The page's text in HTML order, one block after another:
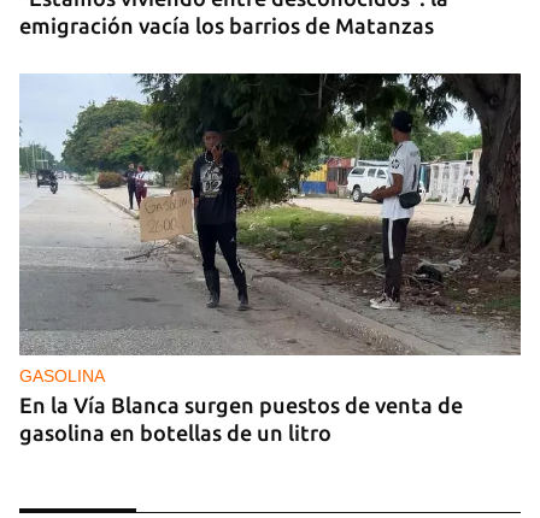
emigración vacía los barrios de Matanzas
GASOLINA
En la Vía Blanca surgen puestos de venta de
gasolina en botellas de un litro